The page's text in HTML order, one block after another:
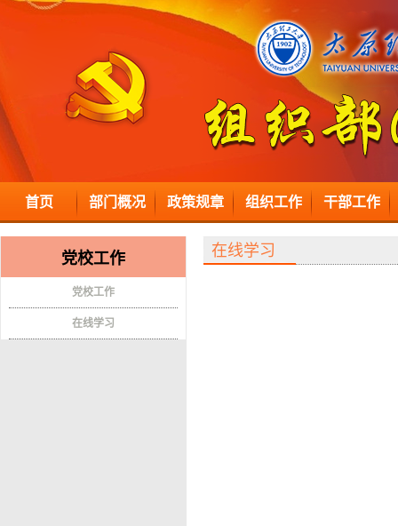
首页 部门概况 政策规章 组织工作 干部工作
党校工作
党校工作
在线学习
在线学习